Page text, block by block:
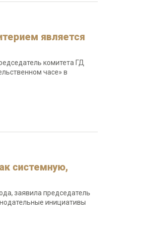
является
комитета ГД
часе» в
системную,
заявила председатель
инициативы